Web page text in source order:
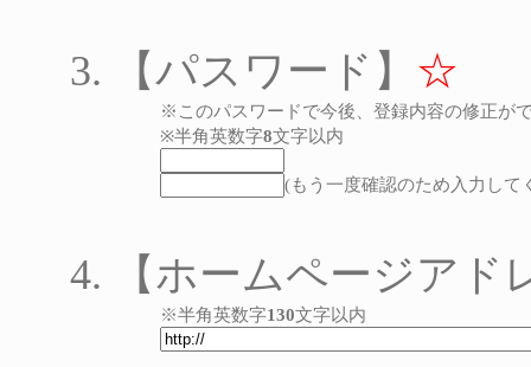
【パスワード】 ☆
※このパスワードで今後、登録内容の修正が
※半角英数字8文字以内
(もう一度確認のため入力して
【ホームページアド
※半角英数字130文字以内